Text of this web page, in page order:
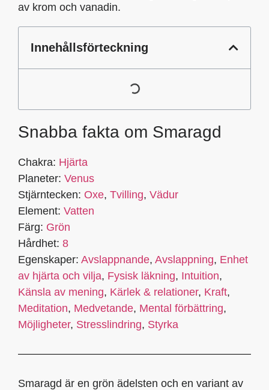
av krom och vanadin.
Innehållsförteckning
Snabba fakta om Smaragd
Chakra: Hjärta
Planeter: Venus
Stjärntecken: Oxe, Tvilling, Vädur
Element: Vatten
Färg: Grön
Hårdhet: 8
Egenskaper: Avslappnande, Avslappning, Enhet
av hjärta och vilja, Fysisk läkning, Intuition,
Känsla av mening, Kärlek & relationer, Kraft,
Meditation, Medvetande, Mental förbättring,
Möjligheter, Stresslindring, Styrka
Smaragd är en grön ädelsten och en variant av